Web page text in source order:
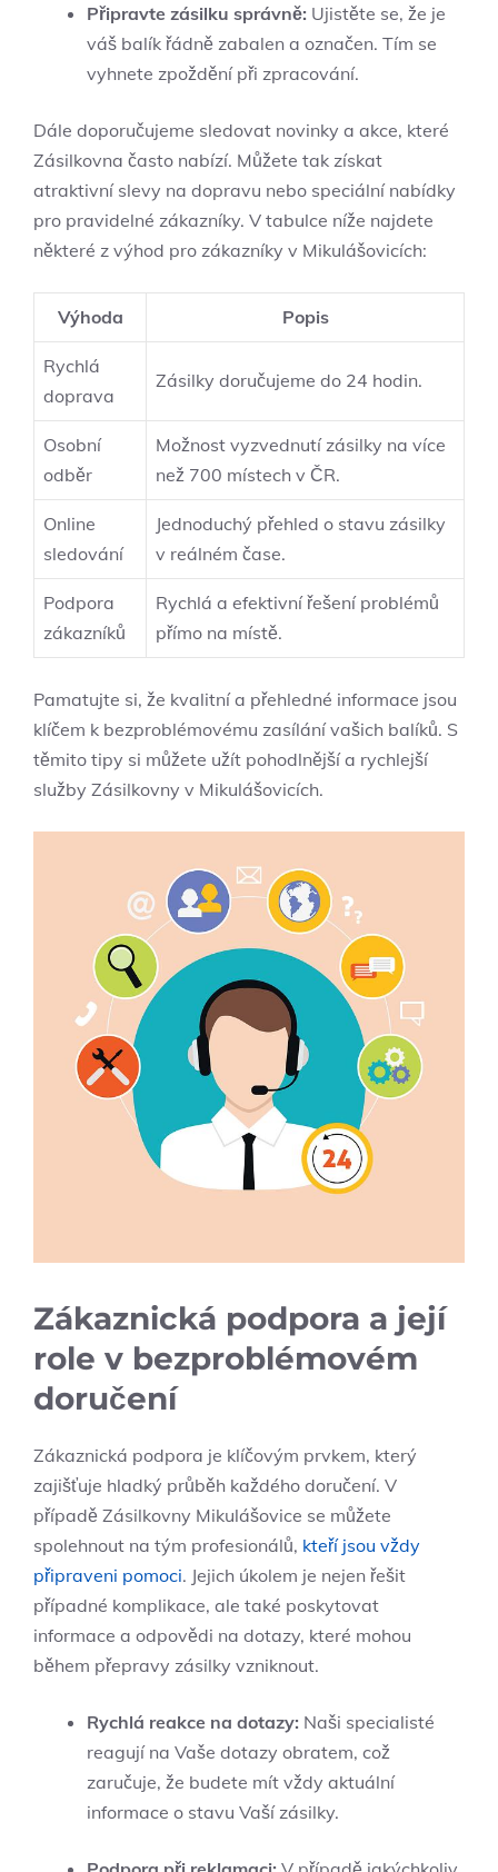
Připravte ⁤zásilku správně: Ujistěte se, že ‌je
váš balík ‍řádně zabalen a označen.‌ Tím se
vyhnete zpoždění ⁢při zpracování.
Dále doporučujeme ⁢sledovat novinky a akce, které
Zásilkovna často nabízí. Můžete tak získat
atraktivní slevy na dopravu nebo ‍speciální nabídky⁣
pro pravidelné zákazníky. V tabulce níže najdete⁣
některé ⁤z výhod pro⁣ zákazníky v⁢ Mikulášovicích:
Výhoda Popis
Rychlá
doprava
Zásilky doručujeme do 24 ‌hodin.
Osobní
odběr
Možnost vyzvednutí zásilky na více
než 700 místech⁣ v ČR.
Online
sledování
Jednoduchý přehled o stavu ⁤zásilky
v reálném čase.
Podpora
zákazníků
Rychlá a efektivní řešení problémů
⁤přímo na místě.
Pamatujte si, že⁢ kvalitní a přehledné informace⁤ jsou
klíčem k⁣ bezproblémovému zasílání ⁣vašich balíků. S
těmito ⁣tipy si můžete užít pohodlnější a rychlejší
služby Zásilkovny v Mikulášovicích.
Zákaznická podpora a její
role v bezproblémovém
doručení
Zákaznická podpora je⁢ klíčovým prvkem, který
zajišťuje hladký průběh každého doručení. ​V‍
případě Zásilkovny Mikulášovice se můžete​
spolehnout na tým profesionálů, kteří jsou vždy
připraveni pomoci. Jejich úkolem je nejen řešit
případné komplikace, ale⁤ také ‍poskytovat
informace a odpovědi na dotazy, které ​mohou
během přepravy zásilky vzniknout.
Rychlá reakce na dotazy: Naši⁢ specialisté
reagují na Vaše dotazy obratem, což
zaručuje, ⁤že budete mít vždy aktuální​
informace o stavu Vaší zásilky.